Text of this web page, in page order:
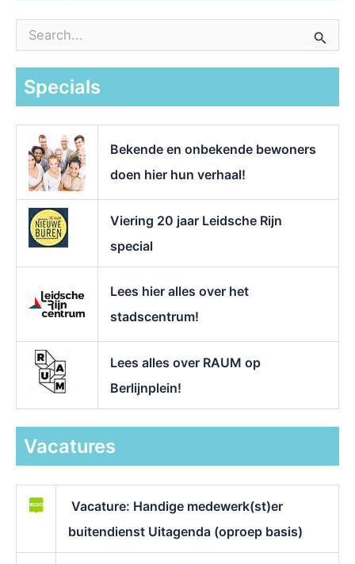
a
Specials
Bekende en onbekende bewoners
doen hier hun verhaal!
Viering 20 jaar Leidsche Rijn
special
Lees hier alles over het
stadscentrum!
Lees alles over RAUM op
Berlijnplein!
Vacatures
Vacature: Handige medewerk(st)er
buitendienst Uitagenda (oproep basis)